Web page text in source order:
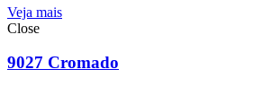
Veja mais
Close
9027 Cromado